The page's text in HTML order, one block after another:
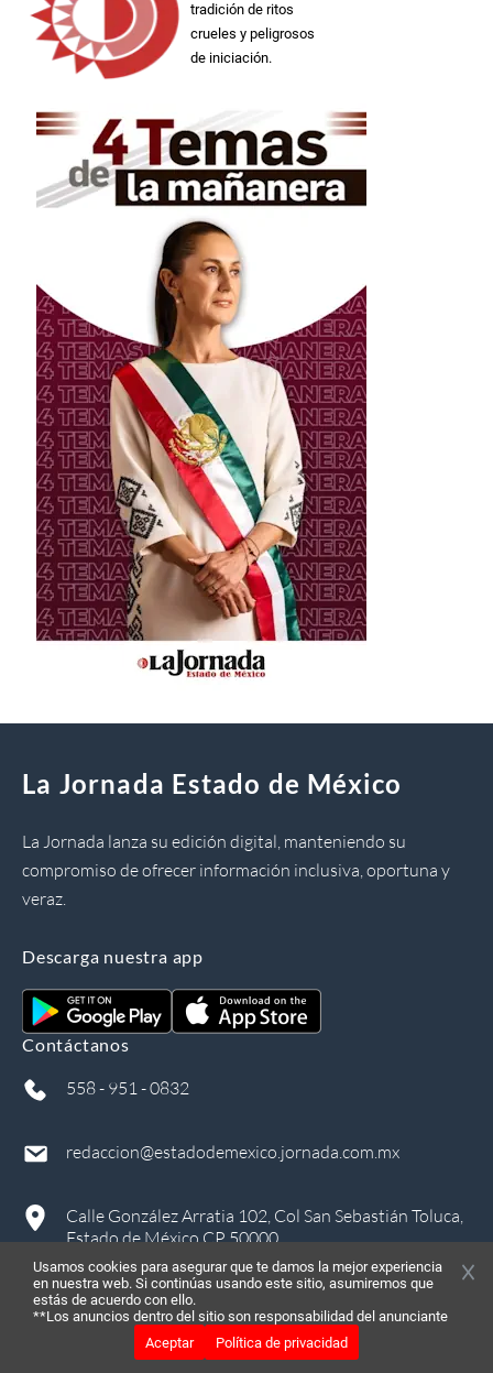
in
tradición de ritos
crueles y peligrosos
de iniciación.
La Jornada Estado de México
La Jornada lanza su edición digital, manteniendo su
compromiso de ofrecer información inclusiva, oportuna y
veraz.
Descarga nuestra app
Contáctanos
558 - 951 - 0832
redaccion@estadodemexico.jornada.com.mx
Calle González Arratia 102, Col San Sebastián Toluca,
Estado de México CP 50000
2026, Todos los derechos reservados
Usamos cookies para asegurar que te damos la mejor experiencia
en nuestra web. Si continúas usando este sitio, asumiremos que
estás de acuerdo con ello.
**Los anuncios dentro del sitio son responsabilidad del anunciante
Aceptar
Política de privacidad